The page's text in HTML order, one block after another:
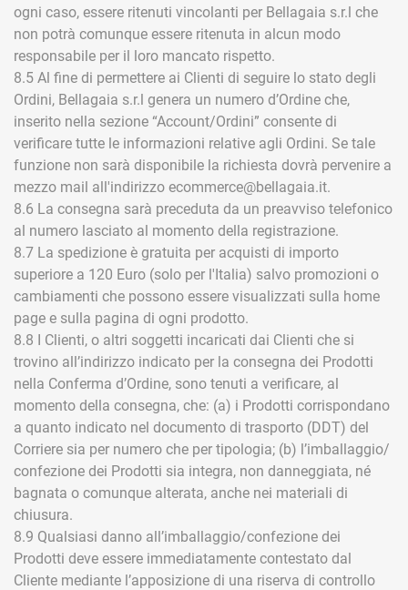
ogni caso, essere ritenuti vincolanti per Bellagaia s.r.l che
non potrà comunque essere ritenuta in alcun modo
responsabile per il loro mancato rispetto.
8.5 Al fine di permettere ai Clienti di seguire lo stato degli
Ordini, Bellagaia s.r.l genera un numero d’Ordine che,
inserito nella sezione “Account/Ordini” consente di
verificare tutte le informazioni relative agli Ordini. Se tale
funzione non sarà disponibile la richiesta dovrà pervenire a
mezzo mail all'indirizzo ecommerce@bellagaia.it.
8.6 La consegna sarà preceduta da un preavviso telefonico
al numero lasciato al momento della registrazione.
8.7 La spedizione è gratuita per acquisti di importo
superiore a 120 Euro (solo per l'Italia) salvo promozioni o
cambiamenti che possono essere visualizzati sulla home
page e sulla pagina di ogni prodotto.
8.8 I Clienti, o altri soggetti incaricati dai Clienti che si
trovino all’indirizzo indicato per la consegna dei Prodotti
nella Conferma d’Ordine, sono tenuti a verificare, al
momento della consegna, che: (a) i Prodotti corrispondano
a quanto indicato nel documento di trasporto (DDT) del
Corriere sia per numero che per tipologia; (b) l’imballaggio/
confezione dei Prodotti sia integra, non danneggiata, né
bagnata o comunque alterata, anche nei materiali di
chiusura.
8.9 Qualsiasi danno all’imballaggio/confezione dei
Prodotti deve essere immediatamente contestato dal
Cliente mediante l’apposizione di una riserva di controllo